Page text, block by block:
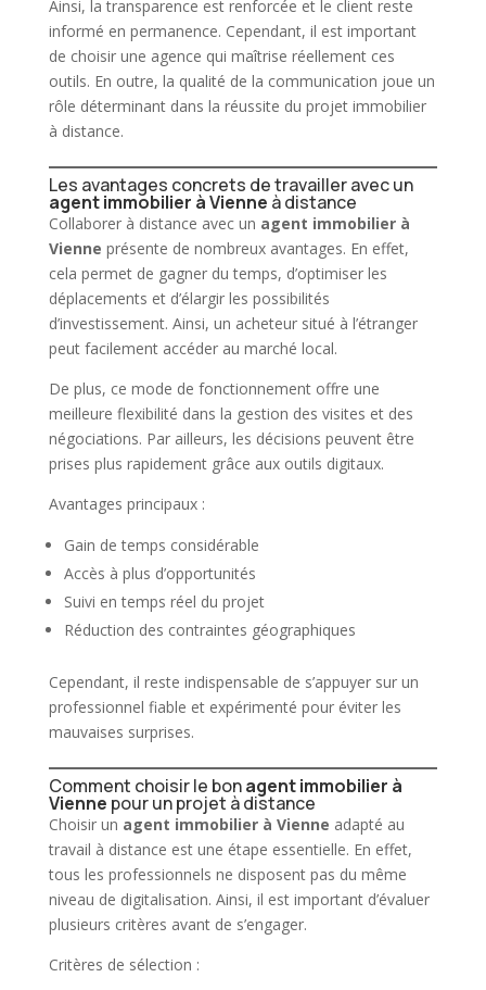
Ainsi, la transparence est renforcée et le client reste
informé en permanence. Cependant, il est important
de choisir une agence qui maîtrise réellement ces
outils. En outre, la qualité de la communication joue un
rôle déterminant dans la réussite du projet immobilier
à distance.
Les avantages concrets de travailler avec un
agent immobilier à Vienne à distance
Collaborer à distance avec un agent immobilier à
Vienne présente de nombreux avantages. En effet,
cela permet de gagner du temps, d’optimiser les
déplacements et d’élargir les possibilités
d’investissement. Ainsi, un acheteursitué à l’étranger
peut facilement accéder au marché local.
De plus, ce mode de fonctionnement offre une
meilleure flexibilité dans la gestion des visites et des
négociations. Par ailleurs, les décisions peuvent être
prises plus rapidement grâce aux outils digitaux.
Avantages principaux :
Gain de temps considérable
Accès à plus d’opportunités
Suivi en temps réel du projet
Réduction des contraintes géographiques
Cependant, il reste indispensable de s’appuyer sur un
professionnel fiable et expérimenté pour éviter les
mauvaises surprises.
Comment choisir le bonagent immobilier à
Vienne pour un projet à distance
Choisir un agent immobilier à Vienne adapté au
travail à distance est une étape essentielle. En effet,
tous les professionnels ne disposent pas du même
niveau de digitalisation. Ainsi, il est important d’évaluer
plusieurs critères avant de s’engager.
Critères de sélection :